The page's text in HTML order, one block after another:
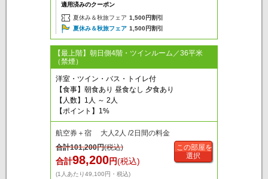
適用済みのクーポン
夏休み＆秋旅フェア 1,500円割引
夏休み＆秋旅フェア 1,500円割引
【最上階】朝日側4階・ツインルーム／36平米
（禁煙）
洋室・ツイン・バス・トイレ付
【食事】朝食あり 昼食なし 夕食あり
【人数】1人 ～ 2人
【ポイント】1%
航空券＋宿 大人2人 /2日間の料金
合計101,200円(税込)
合計98,200円(税込)
(1人あたり49,100円・税込)
この部屋を
選択